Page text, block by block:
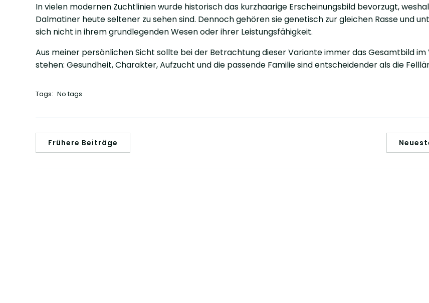
In vielen modernen Zuchtlinien wurde historisch das kurzhaarige Erscheinungsbild bevorzugt,
Dalmatiner heute seltener zu sehen sind. Dennoch gehören sie genetisch zur gleichen Rasse und
sich nicht in ihrem grundlegenden Wesen oder ihrer Leistungsfähigkeit.
Aus meiner persönlichen Sicht sollte bei der Betrachtung dieser Variante immer das Gesamtbild
stehen: Gesundheit, Charakter, Aufzucht und die passende Familie sind entscheidender als die
Tags: No tags
Frühere Beiträge